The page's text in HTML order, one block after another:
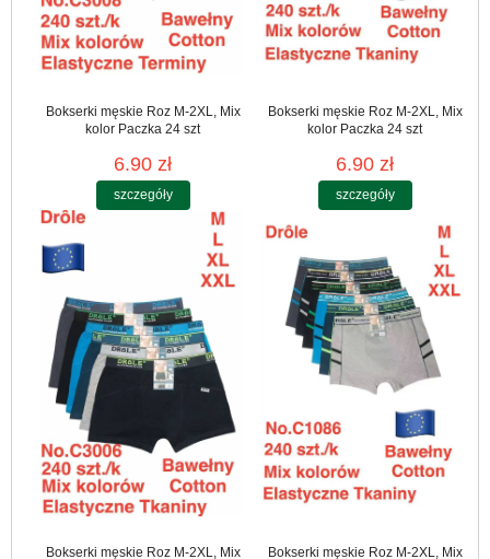
Bokserki męskie Roz M-2XL, Mix
kolor Paczka 24 szt
6.90 zł
szczegóły
Bokserki męskie Roz M-2XL, Mix
kolor Paczka 24 szt
6.90 zł
szczegóły
Bokserki męskie Roz M-2XL, Mix Bokserki męskie Roz M-2XL, Mix